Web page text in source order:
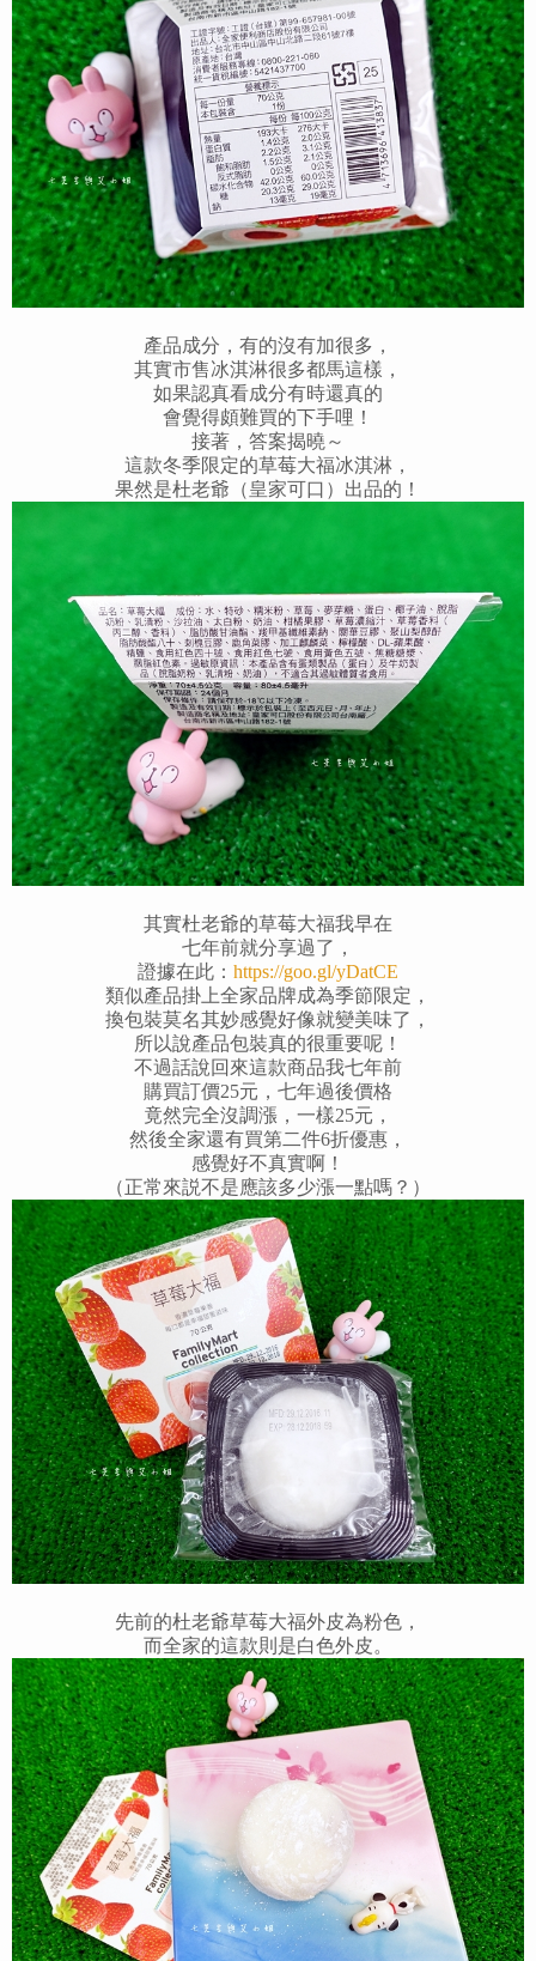
產品成分，有的沒有加很多，
其實市售冰淇淋很多都馬這樣，
如果認真看成分有時還真的
會覺得頗難買的下手哩！
接著，答案揭曉～
這款冬季限定的草莓大福冰淇淋，
果然是杜老爺（皇家可口）出品的！
其實杜老爺的草莓大福我早在
七年前就分享過了，
證據在此： https://goo.gl/yDatCE
類似產品掛上全家品牌成為季節限定，
換包裝莫名其妙感覺好像就變美味了，
所以說產品包裝真的很重要呢！
不過話說回來這款商品我七年前
購買訂價25元，七年過後價格
竟然完全沒調漲，一樣25元，
然後全家還有買第二件6折優惠，
感覺好不真實啊！
（正常來説不是應該多少漲一點嗎？）
先前的杜老爺草莓大福外皮為粉色，
而全家的這款則是白色外皮。